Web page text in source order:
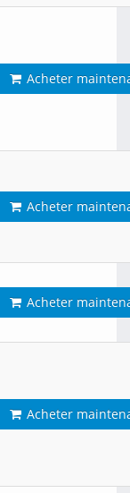
Acheter
Acheter
Acheter
Acheter